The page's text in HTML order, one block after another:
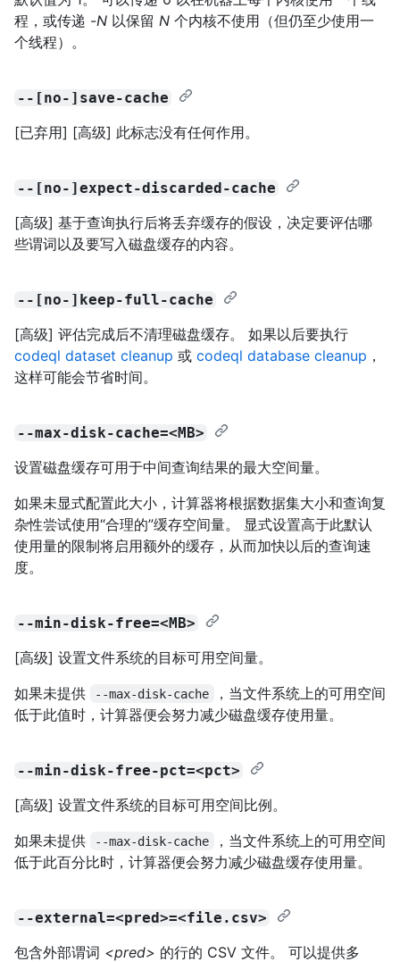
程，或传递 -N 以保留 N 个内核不使用（但仍至少使用一
个线程）。
--[no-]save-cache
[已弃用] [高级] 此标志没有任何作用。
--[no-]expect-discarded-cache
[高级] 基于查询执行后将丢弃缓存的假设，决定要评估哪
些谓词以及要写入磁盘缓存的内容。
--[no-]keep-full-cache
[高级] 评估完成后不清理磁盘缓存。 如果以后要执行
codeql dataset cleanup 或 codeql database cleanup ，
这样可能会节省时间。
--max-disk-cache=<MB>
设置磁盘缓存可用于中间查询结果的最大空间量。
如果未显式配置此大小，计算器将根据数据集大小和查询复
杂性尝试使用“合理的”缓存空间量。 显式设置高于此默认
使用量的限制将启用额外的缓存，从而加快以后的查询速
度。
--min-disk-free=<MB>
[高级] 设置文件系统的目标可用空间量。
如果未提供
--max-disk-cache
，当文件系统上的可用空间
低于此值时，计算器便会努力减少磁盘缓存使用量。
--min-disk-free-pct=<pct>
[高级] 设置文件系统的目标可用空间比例。
如果未提供
--max-disk-cache
，当文件系统上的可用空间
低于此百分比时，计算器便会努力减少磁盘缓存使用量。
--external=<pred>=<file.csv>
包含外部谓词 <pred> 的行的 CSV 文件。 可以提供多